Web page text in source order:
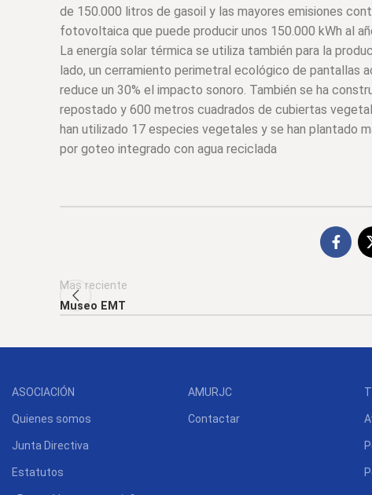
de 150.000 litros de gasoil y las mayores emisiones
fotovoltaica que puede producir unos 150.000 kWh al
La energía solar térmica se utiliza también para la
lado, un cerramiento perimetral ecológico de pantallas
reduce un 30% el impacto sonoro. También se ha
repostado y 600 metros cuadrados de cubiertas
han utilizado 17 especies vegetales y se han plantado
por goteo integrado con agua reciclada
Mas reciente
Museo EMT
ASOCIACIÓN
Quienes somos
Junta Directiva
Estatutos
AMURJC
Contactar